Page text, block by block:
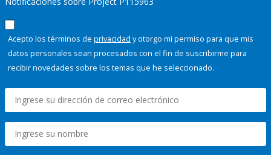
Acepto los términos de privacidad y otorgo mi permiso para que mis
datos personales sean procesados con el fin de suscribirme para
recibir novedades sobre los temas que he seleccionado.